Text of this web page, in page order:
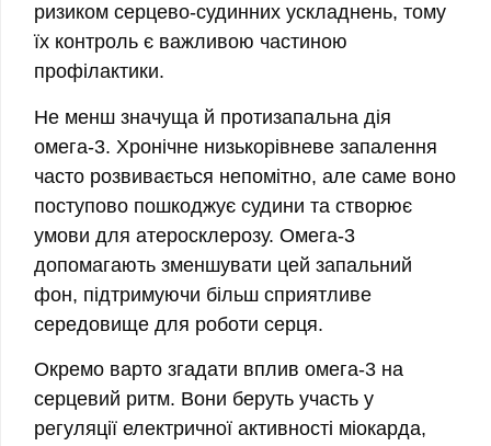
ризиком серцево-судинних ускладнень, тому
їх контроль є важливою частиною
профілактики.
Не менш значуща й протизапальна дія
омега-3. Хронічне низькорівневе запалення
часто розвивається непомітно, але саме воно
поступово пошкоджує судини та створює
умови для атеросклерозу. Омега-3
допомагають зменшувати цей запальний
фон, підтримуючи більш сприятливе
середовище для роботи серця.
Окремо варто згадати вплив омега-3 на
серцевий ритм. Вони беруть участь у
регуляції електричної активності міокарда,